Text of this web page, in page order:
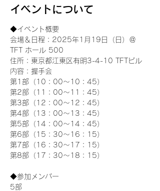
イベントについて
◆イベント概要
会場＆日程：2025年1月19日（日）＠
TFT ホール 500
住所：東京都江東区有明3-4-10 TFTビル
内容：握手会
第1部（10：00～10：45）
第2部（11：00～11：45）
第3部（12：00～12：45）
第4部（13：00～13：45）
第5部（14：00～14：45）
第6部（15：30～16：15）
第7部（16：30～17：15）
第8部（17：30～18：15）
◆参加メンバー
5部